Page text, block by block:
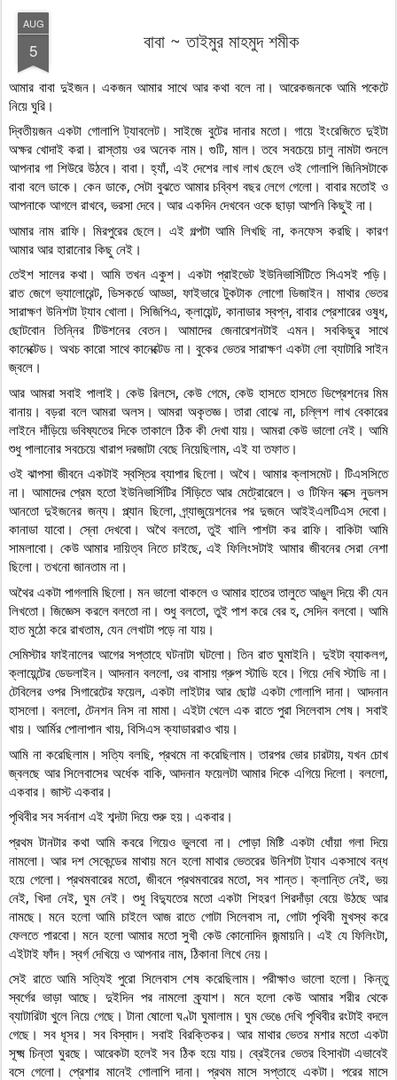
AUG
5 বাবা ~ তাইমুর মাহমুদ শমীক
আমার বাবা দুইজন। একজন আমার সাথে আর কথা বলে না। আরেকজনকে আমি পকেটে
নিয়ে ঘুরি।
দ্বিতীয়জন একটা গোলাপি ট্যাবলেট। সাইজে বুটের দানার মতো। গায়ে ইংরেজিতে দুইটা
অক্ষর খোদাই করা। রাস্তায় ওর অনেক নাম। গুটি, মাল। তবে সবচেয়ে চালু নামটা শুনলে
আপনার গা শিউরে উঠবে। বাবা। হ্যাঁ, এই দেশের লাখ লাখ ছেলে ওই গোলাপি জিনিসটাকে
বাবা বলে ডাকে। কেন ডাকে, সেটা বুঝতে আমার চব্বিশ বছর লেগে গেলো। বাবার মতোই ও
আপনাকে আগলে রাখবে, ভরসা দেবে। আর একদিন দেখবেন ওকে ছাড়া আপনি কিছুই না।
আমার নাম রাফি। মিরপুরের ছেলে। এই গল্পটা আমি লিখছি না, কনফেস করছি। কারণ
আমার আর হারানোর কিছু নেই।
তেইশ সালের কথা। আমি তখন একুশ। একটা প্রাইভেট ইউনিভার্সিটিতে সিএসই পড়ি।
রাত জেগে ভ্যালোরেন্ট, ডিসকর্ডে আড্ডা, ফাইভারে টুকটাক লোগো ডিজাইন। মাথার ভেতর
সারাক্ষণ উনিশটা ট্যাব খোলা। সিজিপিএ, ক্লায়েন্ট, কানাডার স্বপ্ন, বাবার প্রেশারের ওষুধ,
ছোটবোন তিন্নির টিউশনের বেতন। আমাদের জেনারেশনটাই এমন। সবকিছুর সাথে
কানেক্টেড। অথচ কারো সাথে কানেক্টেড না। বুকের ভেতর সারাক্ষণ একটা লো ব্যাটারি সাইন
জ্বলে।
আর আমরা সবাই পালাই। কেউ রিলসে, কেউ গেমে, কেউ হাসতে হাসতে ডিপ্রেশনের মিম
বানায়। বড়রা বলে আমরা অলস। আমরা অকৃতজ্ঞ। তারা বোঝে না, চল্লিশ লাখ বেকারের
লাইনে দাঁড়িয়ে ভবিষ্যতের দিকে তাকালে ঠিক কী দেখা যায়। আমরা কেউ ভালো নেই। আমি
শুধু পালানোর সবচেয়ে খারাপ দরজাটা বেছে নিয়েছিলাম, এই যা তফাত।
ওই ঝাপসা জীবনে একটাই স্বস্তির ব্যাপার ছিলো। অথৈ। আমার ক্লাসমেট। টিএসসিতে
না। আমাদের প্রেম হতো ইউনিভার্সিটির সিঁড়িতে আর মেট্রোরেলে। ও টিফিন বক্সে নুডলস
আনতো দুইজনের জন্য। প্ল্যান ছিলো, গ্র্যাজুয়েশনের পর দুজনে আইইএলটিএস দেবো।
কানাডা যাবো। স্নো দেখবো। অথৈ বলতো, তুই খালি পাশটা কর রাফি। বাকিটা আমি
সামলাবো। কেউ আমার দায়িত্ব নিতে চাইছে, এই ফিলিংসটাই আমার জীবনের সেরা নেশা
ছিলো। তখনো জানতাম না।
অথৈর একটা পাগলামি ছিলো। মন ভালো থাকলে ও আমার হাতের তালুতে আঙুল দিয়ে কী যেন
লিখতো। জিজ্ঞেস করলে বলতো না। শুধু বলতো, তুই পাশ করে বের হ, সেদিন বলবো। আমি
হাত মুঠো করে রাখতাম, যেন লেখাটা পড়ে না যায়।
সেমিস্টার ফাইনালের আগের সপ্তাহে ঘটনাটা ঘটলো। তিন রাত ঘুমাইনি। দুইটা ব্যাকলগ,
ক্লায়েন্টের ডেডলাইন। আদনান বললো, ওর বাসায় গ্রুপ স্টাডি হবে। গিয়ে দেখি স্টাডি না।
টেবিলের ওপর সিগারেটের ফয়েল, একটা লাইটার আর ছোট্ট একটা গোলাপি দানা। আদনান
হাসলো। বললো, টেনশন নিস না মামা। এইটা খেলে এক রাতে পুরা সিলেবাস শেষ। সবাই
খায়। আর্মির পোলাপান খায়, বিসিএস ক্যাডাররাও খায়।
আমি না করেছিলাম। সত্যি বলছি, প্রথমে না করেছিলাম। তারপর ভোর চারটায়, যখন চোখ
জ্বলছে আর সিলেবাসের অর্ধেক বাকি, আদনান ফয়েলটা আমার দিকে এগিয়ে দিলো। বললো,
একবার। জাস্ট একবার।
পৃথিবীর সব সর্বনাশ এই শব্দটা দিয়ে শুরু হয়। একবার।
প্রথম টানটার কথা আমি কবরে গিয়েও ভুলবো না। পোড়া মিষ্টি একটা ধোঁয়া গলা দিয়ে
নামলো। আর দশ সেকেন্ডের মাথায় মনে হলো মাথার ভেতরের উনিশটা ট্যাব একসাথে বন্ধ
হয়ে গেলো। প্রথমবারের মতো, জীবনে প্রথমবারের মতো, সব শান্ত। ক্লান্তি নেই, ভয়
নেই, খিদা নেই, ঘুম নেই। শুধু বিদ্যুতের মতো একটা শিহরণ শিরদাঁড়া বেয়ে উঠছে আর
নামছে। মনে হলো আমি চাইলে আজ রাতে গোটা সিলেবাস না, গোটা পৃথিবী মুখস্থ করে
ফেলতে পারবো। মনে হলো আমার মতো সুখী কেউ কোনোদিন জন্মায়নি। এই যে ফিলিংটা,
এইটাই ফাঁদ। স্বর্গ দেখিয়ে ও আপনার নাম, ঠিকানা লিখে নেয়।
সেই রাতে আমি সত্যিই পুরো সিলেবাস শেষ করেছিলাম। পরীক্ষাও ভালো হলো। কিন্তু
স্বর্গের ভাড়া আছে। দুইদিন পর নামলো ক্র্যাশ। মনে হলো কেউ আমার শরীর থেকে
ব্যাটারিটা খুলে নিয়ে গেছে। টানা ষোলো ঘণ্টা ঘুমালাম। ঘুম ভেঙে দেখি পৃথিবীর রংটাই বদলে
গেছে। সব ধূসর। সব বিস্বাদ। সবাই বিরক্তিকর। আর মাথার ভেতর মশার মতো একটা
সূক্ষ্ম চিন্তা ঘুরছে। আরেকটা হলেই সব ঠিক হয়ে যায়। ব্রেইনের ভেতর হিসাবটা এভাবেই
বসে গেলো। প্রেশার মানেই গোলাপি দানা। প্রথম মাসে সপ্তাহে একটা। পরের মাসে